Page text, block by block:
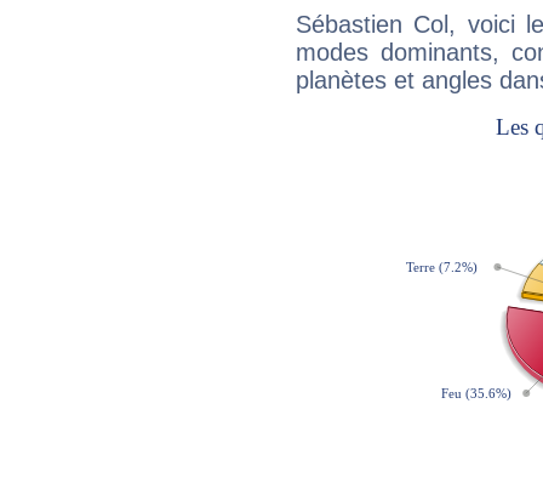
Sébastien Col, voici
modes dominants,
planètes et angles